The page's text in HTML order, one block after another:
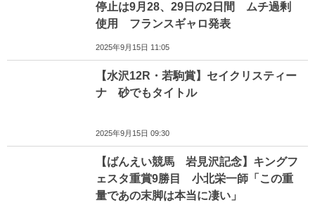
停止は9月28、29日の2日間 ムチ過剰
使用 フランスギャロ発表
2025年9月15日 11:05
【水沢12R・若駒賞】セイクリスティー
ナ 砂でもタイトル
2025年9月15日 09:30
【ばんえい競馬 岩見沢記念】キングフ
ェスタ重賞9勝目 小北栄一師「この重
量であの末脚は本当に凄い」